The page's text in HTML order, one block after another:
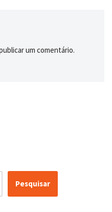
um comentário.
Pesquisar